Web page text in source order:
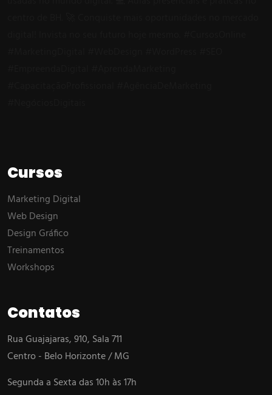
Cursos
Marketing Digital
Web Design
Design Gráfico
Treinamentos
Workshops
Contatos
Rua Guajajaras, 910, Sala 711
Centro - Belo Horizonte / MG
Segunda a Sexta das 10h às 17h